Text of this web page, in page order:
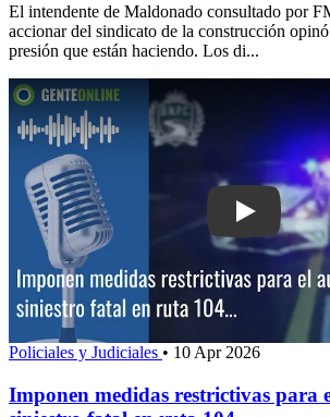
El intendente de Maldonado consultado por
accionar del sindicato de la construcción
presión que están haciendo. Los di...
Play:
Policiales y Judiciales • 10 Apr 2026
Imponen medidas restrictivas para